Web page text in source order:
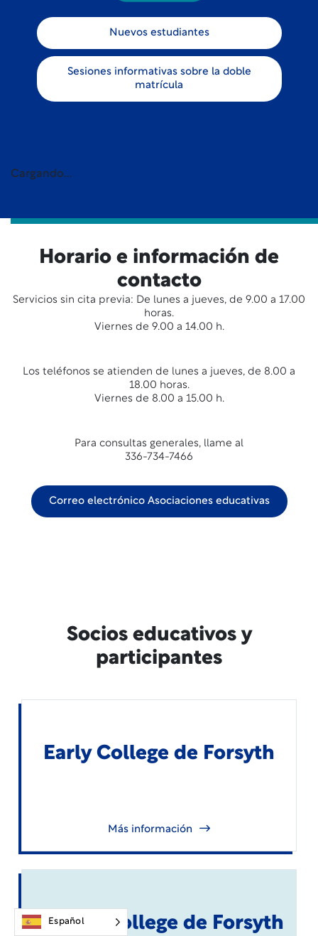
Nuevos estudiantes
Sesiones informativas sobre la doble
matrícula
Cargando...
Horario e información de
contacto
Servicios sin cita previa: De lunes a jueves, de 9.00 a 17.00
horas.
Viernes de 9.00 a 14.00 h.
Los teléfonos se atienden de lunes a jueves, de 8.00 a
18.00 horas.
Viernes de 8.00 a 15.00 h.
Para consultas generales, llame al
336-734-7466
Correo electrónico Asociaciones educativas
Socios educativos y
participantes
Early College de Forsyth
Más información
Middle College de Forsyth
Español